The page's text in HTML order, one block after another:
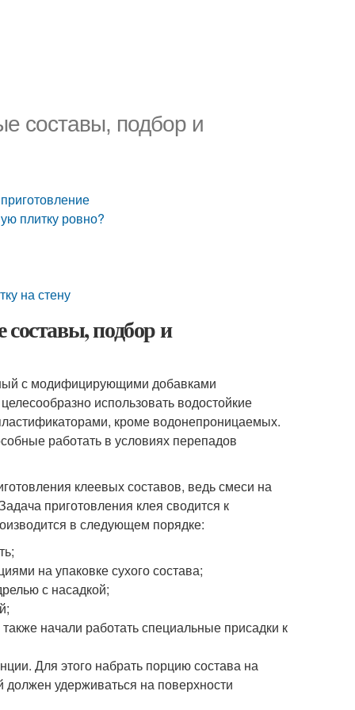
составы, подбор и
плитку ровно?
на стену
подбор и
с модифицирующими добавками
использовать водостойкие
кроме водонепроницаемых.
работать в условиях перепадов
клеевых составов, ведь смеси на
приготовления клея сводится к
в следующем порядке:
на упаковке сухого состава;
с насадкой;
начали работать специальные присадки к
Для этого набрать порцию состава на
удерживаться на поверхности